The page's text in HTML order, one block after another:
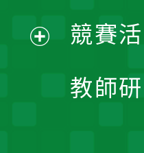
競賽
教師
開